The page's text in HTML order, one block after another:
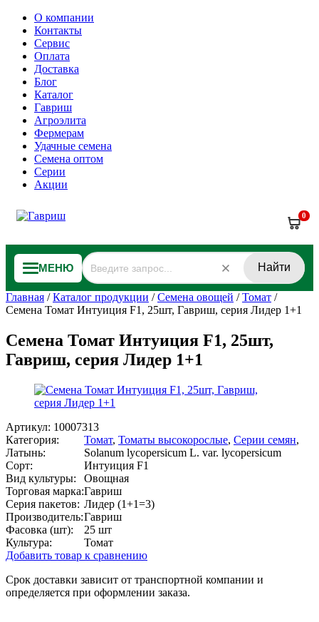
О компании
Контакты
Сервис
Оплата
Доставка
Блог
Каталог
Гавриш
Агроэлита
Фермерам
Удачные семена
Семена оптом
Серии
Акции
0
МЕНЮ Найти
Главная /Каталог продукции /Семена овощей /Томат /
Семена Томат Интуиция F1, 25шт, Гавриш, серия Лидер 1+1
Семена Томат Интуиция F1, 25шт,
Гавриш, серия Лидер 1+1
Артикул: 10007313
Категория:
Томат, Томаты высокорослые, Серии семян,
Латынь:
Solanum lycopersicum L. var. lycopersicum
Сорт:
Интуиция F1
Вид культуры:
Овощная
Торговая марка:Гавриш
Серия пакетов: Лидер (1+1=3)
Производитель:Гавриш
Фасовка (шт):
25 шт
Культура:
Томат
Добавить товар к сравнению
Срок доставки зависит от транспортной компании и
определяется при оформлении заказа.